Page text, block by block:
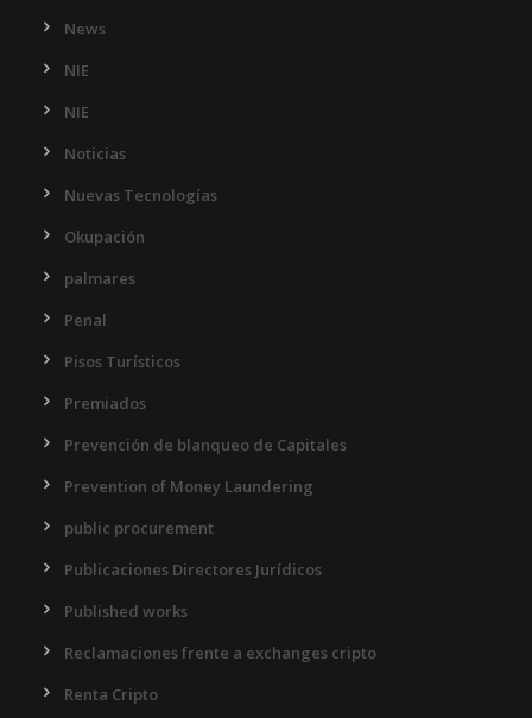
News
NIE
NIE
Noticias
Nuevas Tecnologías
Okupación
palmares
Penal
Pisos Turísticos
Premiados
Prevención de blanqueo de Capitales
Prevention of Money Laundering
public procurement
Publicaciones Directores Jurídicos
Published works
Reclamaciones frente a exchanges cripto
Renta Cripto